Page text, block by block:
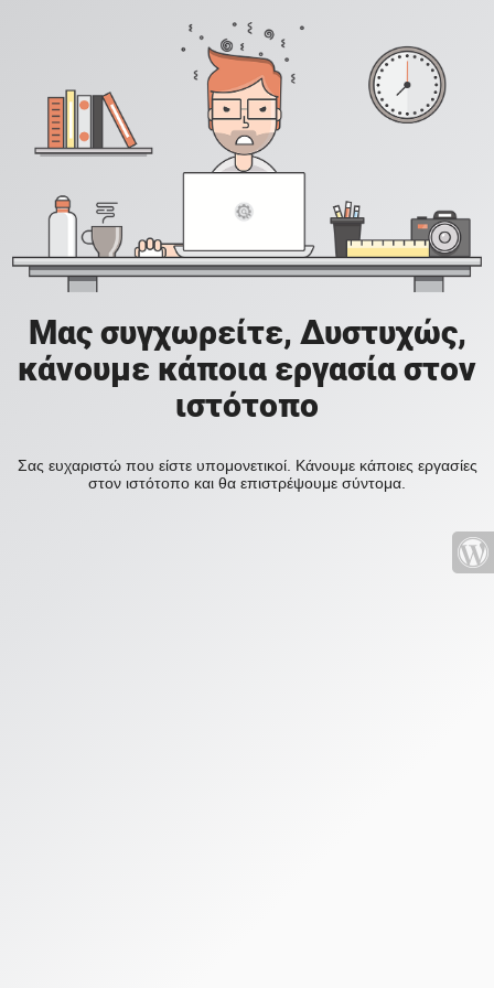
Μας συγχωρείτε, Δυστυχώς,
κάνουμε κάποια εργασία στον
ιστότοπο
Σας ευχαριστώ που είστε υπομονετικοί. Κάνουμε κάποιες εργασίες
στον ιστότοπο και θα επιστρέψουμε σύντομα.